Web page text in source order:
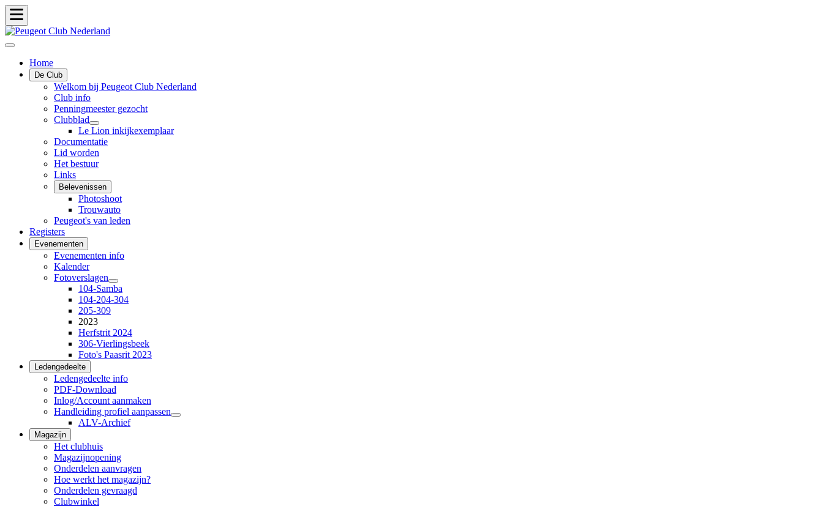
Home
De Club
Welkom bij Peugeot Club Nederland
Club info
Penningmeester gezocht
Clubblad
Le Lion inkijkexemplaar
Documentatie
Lid worden
Het bestuur
Links
Belevenissen
Photoshoot
Trouwauto
Peugeot's van leden
Registers
Evenementen
Evenementen info
Kalender
Fotoverslagen
104-Samba
104-204-304
205-309
2023
Herfstrit 2024
306-Vierlingsbeek
Foto's Paasrit 2023
Ledengedeelte
Ledengedeelte info
PDF-Download
Inlog/Account aanmaken
Handleiding profiel aanpassen
ALV-Archief
Magazijn
Het clubhuis
Magazijnopening
Onderdelen aanvragen
Hoe werkt het magazijn?
Onderdelen gevraagd
Clubwinkel